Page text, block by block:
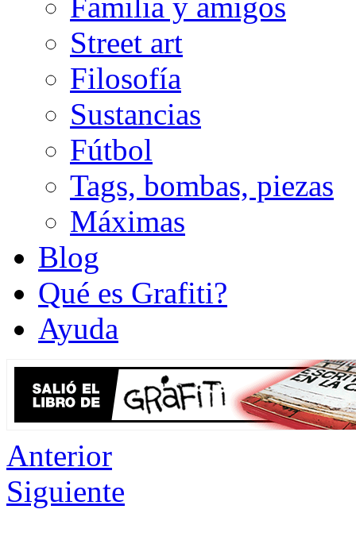
Familia y amigos
Street art
Filosofía
Sustancias
Fútbol
Tags, bombas, piezas
Máximas
Blog
Qué es Grafiti?
Ayuda
Anterior
Siguiente